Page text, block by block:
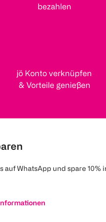
bezahlen
jö Konto verknüpfen
& Vorteile genießen
auf WhatsApp und spare 10%